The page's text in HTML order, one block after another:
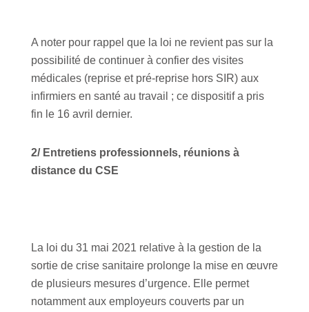
A noter pour rappel que la loi ne revient pas sur la
possibilité de continuer à confier des visites
médicales (reprise et pré-reprise hors SIR) aux
infirmiers en santé au travail ; ce dispositif a pris
fin le 16 avril dernier.
2/ Entretiens professionnels, réunions à
distance du CSE
La loi du 31 mai 2021 relative à la gestion de la
sortie de crise sanitaire prolonge la mise en œuvre
de plusieurs mesures d’urgence. Elle permet
notamment aux employeurs couverts par un